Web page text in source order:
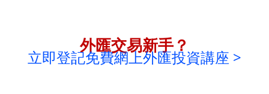
外匯交易新手？
立即登記免費網上外匯投資講座 >